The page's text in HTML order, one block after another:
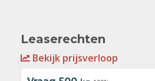
Leaserechten
Bekijk prijsverloop